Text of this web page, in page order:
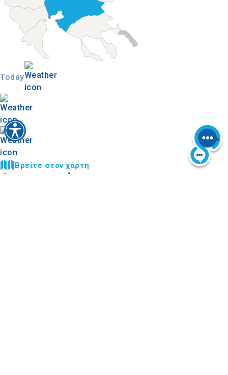
Today
Βρείτε στον χάρτη
Φωτογραφίες